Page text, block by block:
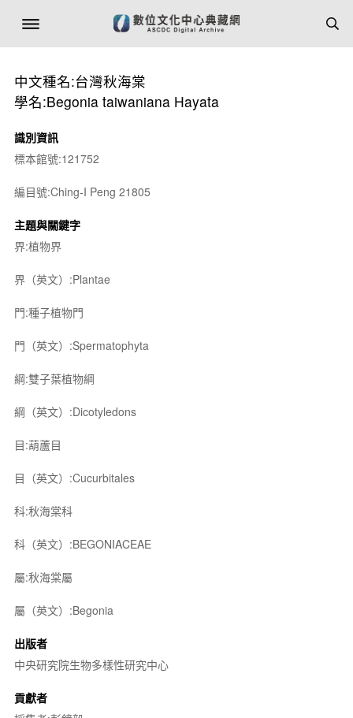
中文種名:台灣秋海棠
學名:Begonia taiwaniana Hayata
識別資訊
標本館號:121752
編目號:Ching-I Peng 21805
主題與關鍵字
界:植物界
界（英文）:Plantae
門:種子植物門
門（英文）:Spermatophyta
綱:雙子葉植物綱
綱（英文）:Dicotyledons
目:葫蘆目
目（英文）:Cucurbitales
科:秋海棠科
科（英文）:BEGONIACEAE
屬:秋海棠屬
屬（英文）:Begonia
出版者
中央研究院生物多樣性研究中心
貢獻者